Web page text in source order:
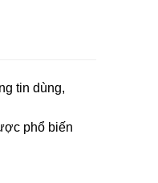
tin dùng,
phổ biến